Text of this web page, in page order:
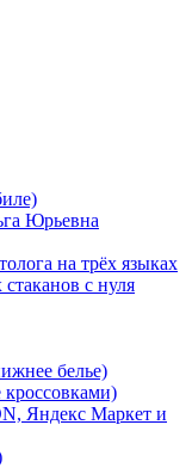
Юрьевна
на трёх языках
с нуля
белье)
Яндекс Маркет и